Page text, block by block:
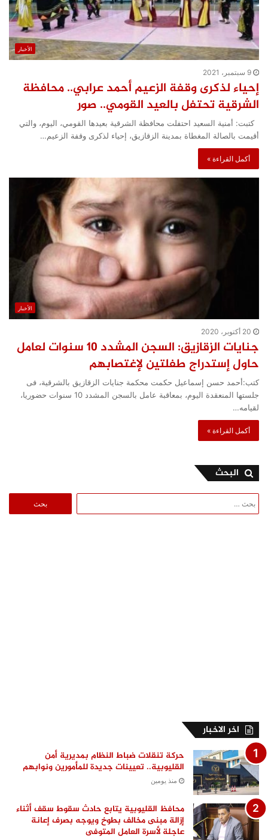
الأخبار
9 سبتمبر، 2021
إحياء لذكرى وقفة الزعيم أحمد عرابي.. محافظة
الشرقية تحتفل بالعيد القومي.. صور
كتبت: أمنية السعيد احتفلت محافظة الشرقية بعيدها القومي، اليوم، والتي
أقيمت بالصالة المغطاة بمدينة الزقازيق، إحياء لذكرى وقفة الزعيم…
أكمل القراءة »
الأخبار
20 أكتوبر، 2020
جنايات الزقازيق: السجن المشدد 10 سنوات لعامل
حاول إستدراج طفلتين لإغتصابهم
كتب:أحمد حسن إسماعيل حكمت محكمة جنايات الزقازيق بالشرقية، فى
جلستها المنعقدة اليوم، بمعاقبة عامل بالسجن المشدد 10 سنوات حضوريا،
لقيامه…
أكمل القراءة »
البحث
عن:
اخر الاخبار
حركة تنقلات ضباط النظام بمديرية أمن
القليوبية.. تعيينات جديدة للمأمورين ونوابهم
منذ يومين
محافظ القليوبية يتابع حادث سقوط سقف أثناء
إزالة مبنى مخالف بطوخ ويوجه بصرف إعانة
عاجلة لأسرة العامل المتوفى